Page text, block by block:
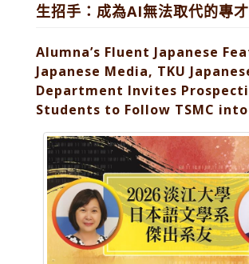
生招手：成為AI無法取代的專才
Alumna’s Fluent Japanese
Japanese Media, TKU
Department Invites
Students to Follow TSMC into